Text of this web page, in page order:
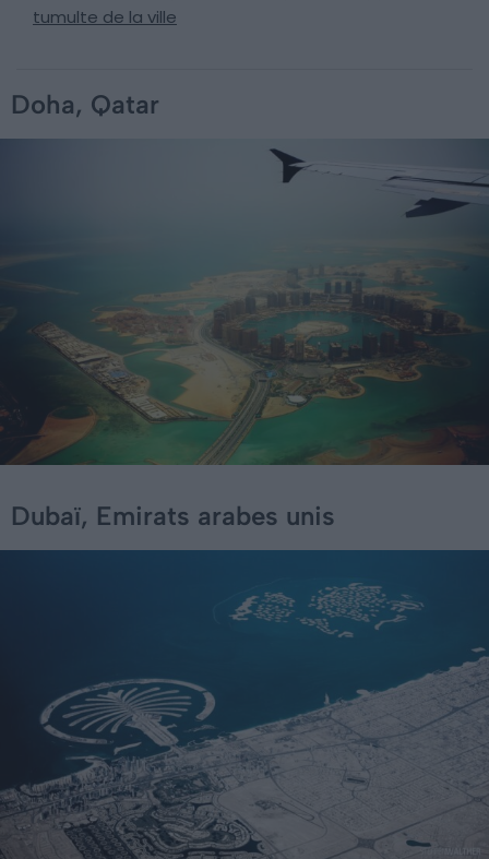
tumulte de la ville
Doha, Qatar
Dubaï, Emirats arabes unis